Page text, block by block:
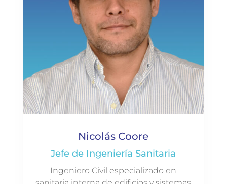
Nicolás Coore
Jefe de Ingeniería Sanitaria
Ingeniero Civil especializado en